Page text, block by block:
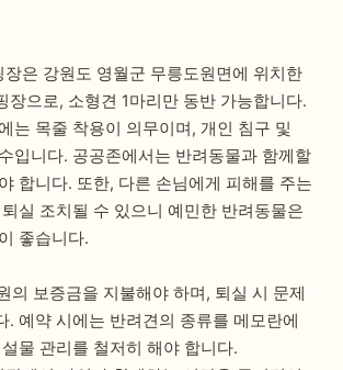
은 강원도 영월군 무릉도원면에 위치한
장으로, 소형견 1마리만 동반 가능합니다.
는 목줄 착용이 의무이며, 개인 침구 및
입니다. 공공존에서는 반려동물과 함께할
합니다. 또한, 다른 손님에게 피해를 주는
실 조치될 수 있으니 예민한 반려동물은
좋습니다.
의 보증금을 지불해야 하며, 퇴실 시 문제
. 예약 시에는 반려견의 종류를 메모란에
물 관리를 철저히 해야 합니다.